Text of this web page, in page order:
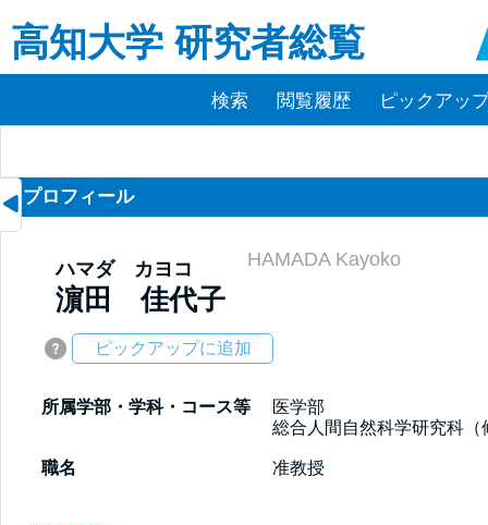
高知大学 研究者総覧
検索 閲覧履歴 ピックアッ
プロフィール
ハマダ カヨコ
濵田 佳代子
HAMADA Kayoko
ピックアップに追加
所属学部・学科・コース等
医学部
総合人間自然科学研究科
職名 准教授